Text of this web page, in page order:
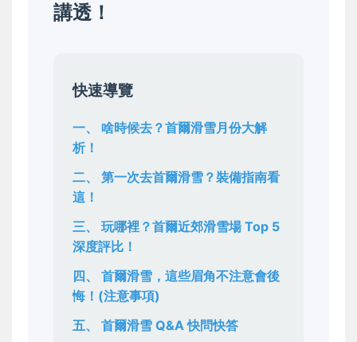
講透！
快速導覽
一、 啥時候去？首爾滑雪月份大解
析！
二、 第一次去首爾滑雪？裝備指南看
這！
三、 玩哪裡？首爾近郊滑雪場 Top 5
深度評比！
四、 首爾滑雪，這些眉角不注意會後
悔！(注意事項)
五、 首爾滑雪 Q&A 快問快答